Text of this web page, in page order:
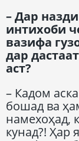
– Дар
интихоби
вазифа
дар
аст?
– Кадом
бошад ва
намехоҳад,
кунад?! Ҳар